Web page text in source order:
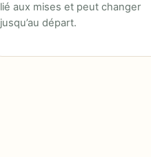
lié aux mises et peut changer
jusqu’au départ.